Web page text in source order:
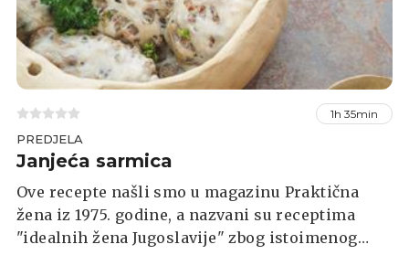
1h 35min
PREDJELA
Janjeća sarmica
Ove recepte našli smo u magazinu Praktična
žena iz 1975. godine, a nazvani su receptima
"idealnih žena Jugoslavije" zbog istoimenog